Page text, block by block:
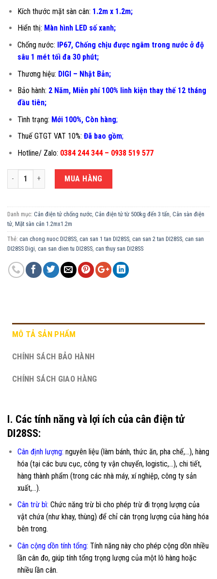
Kích thước mặt sàn cân: 1.2m x 1.2m;
Hiển thị: Màn hình LED số xanh;
Chống nước: IP67, Chống chịu được ngâm trong nước ở độ
sâu 1 mét tối đa 30 phút;
Thương hiệu: DIGI – Nhật Bản;
Bảo hành: 2 Năm, Miễn phí 100% linh kiện thay thế 12 tháng
đầu tiên;
Tình trạng: Mới 100%, Còn hàng;
Thuế GTGT VAT 10%: Đã bao gồm;
Hotline/ Zalo: 0384 244 344 – 0938 519 577
CÂN ĐIỆN TỬ CHỐNG NƯỚC 1.5 TẤN DI28SS-1.2X1.2M số lượng
MUA HÀNG
Danh mục: Cân điện tử chống nước Cân điện tử từ 500kg đến 3 tấn Cân sàn điện
tử Mặt sàn cân 1.2mx1.2m
Thẻ: can chong nuoc DI28SS can san 1 tan DI28SS can san 2 tan DI28SS can san
DI28SS Digi can san dien tu DI28SS can thuy san DI28SS
MÔ TẢ SẢN PHẨM
CHÍNH SÁCH BẢO HÀNH
CHÍNH SÁCH GIAO HÀNG
I. Các tính năng và lợi ích của cân điện tử
DI28SS:
Cân định lượng: nguyên liệu (làm bánh, thức ăn, pha chế,…), hàng
hóa (tại các bưu cục, công ty vận chuyển, logistic,…), chi tiết,
hàng thành phẩm (trong các nhà máy, xí nghiệp, công ty sản
xuất,…).
Cân trừ bì: Chức năng trừ bì cho phép trừ đi trọng lượng của
vật chứa (như khay, thùng) để chỉ cân trọng lượng của hàng hóa
bên trong.
Cân cộng dồn tính tổng: Tính năng này cho phép cộng dồn nhiều
lần cân đo, giúp tính tổng trọng lượng của một lô hàng hoặc
nhiều lần cân.